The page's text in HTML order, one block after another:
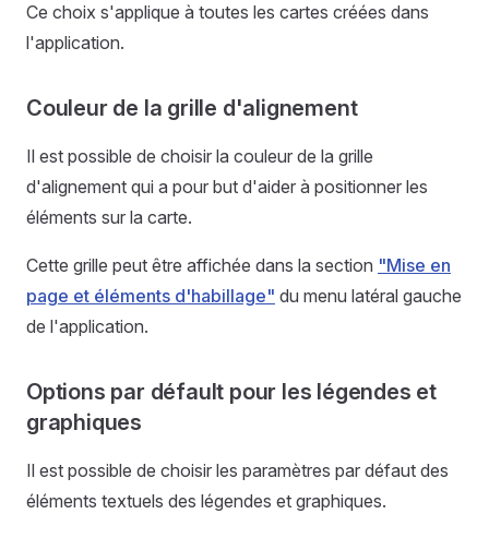
Ce choix s'applique à toutes les cartes créées dans
l'application.
Couleur de la grille d'alignement
Il est possible de choisir la couleur de la grille
d'alignement qui a pour but d'aider à positionner les
éléments sur la carte.
Cette grille peut être affichée dans la section "Mise en
page et éléments d'habillage" du menu latéral gauche
de l'application.
Options par défault pour les légendes et
graphiques
Il est possible de choisir les paramètres par défaut des
éléments textuels des légendes et graphiques.